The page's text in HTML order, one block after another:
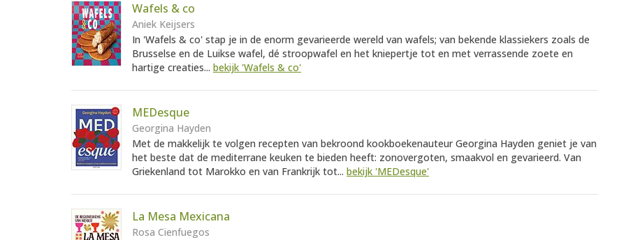
Wafels & co
Aniek Keijsers
In 'Wafels & co' stap je in de enorm gevarieerde wereld van wafels; van bekende klassiekers zoals de
Brusselse en de Luikse wafel, dé stroopwafel en het kniepertje tot en met verrassende zoete en
hartige creaties... bekijk 'Wafels & co'
MEDesque
Georgina Hayden
Met de makkelijk te volgen recepten van bekroond kookboekenauteur Georgina Hayden geniet je van
het beste dat de mediterrane keuken te bieden heeft: zonovergoten, smaakvol en gevarieerd. Van
Griekenland tot Marokko en van Frankrijk tot... bekijk 'MEDesque'
La Mesa Mexicana
Rosa Cienfuegos